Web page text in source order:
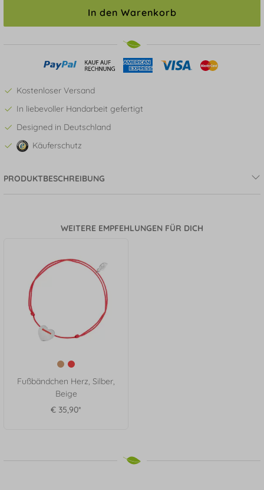
In den Warenkorb
Kostenloser Versand
In liebevoller Handarbeit gefertigt
Designed in Deutschland
Käuferschutz
PRODUKTBESCHREIBUNG
WEITERE EMPFEHLUNGEN FÜR DICH
Fußbändchen Herz, Silber,
Beige
€ 35,90*